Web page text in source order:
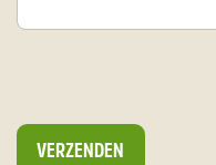
VERZENDEN